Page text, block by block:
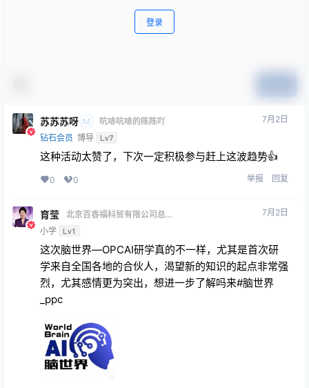
登录
苏苏苏呀 M
吭哧吭哧的陈陈吖
钻石会员 博导 Lv7
7月2日
这种活动太赞了，下次一定积极参与赶上这波趋势👍
0 0 举报 回复
育莹
北京百睿福科贸有限公司总经
理、心理健康咨询师、健康管
理师
小学 Lv1
7月2日
这次脑世界—OPCAI研学真的不一样，尤其是首次研
学来自全国各地的合伙人，渴望新的知识的起点非常强
烈，尤其感情更为突出，想进一步了解吗来#脑世界
_ppc